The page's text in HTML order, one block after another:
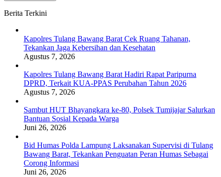
Berita Terkini
Kapolres Tulang Bawang Barat Cek Ruang Tahanan,
Tekankan Jaga Kebersihan dan Kesehatan
Agustus 7, 2026
Kapolres Tulang Bawang Barat Hadiri Rapat Paripurna
DPRD, Terkait KUA-PPAS Perubahan Tahun 2026
Agustus 7, 2026
Sambut HUT Bhayangkara ke-80, Polsek Tumijajar Salurkan
Bantuan Sosial Kepada Warga
Juni 26, 2026
Bid Humas Polda Lampung Laksanakan Supervisi di Tulang
Bawang Barat, Tekankan Penguatan Peran Humas Sebagai
Corong Informasi
Juni 26, 2026